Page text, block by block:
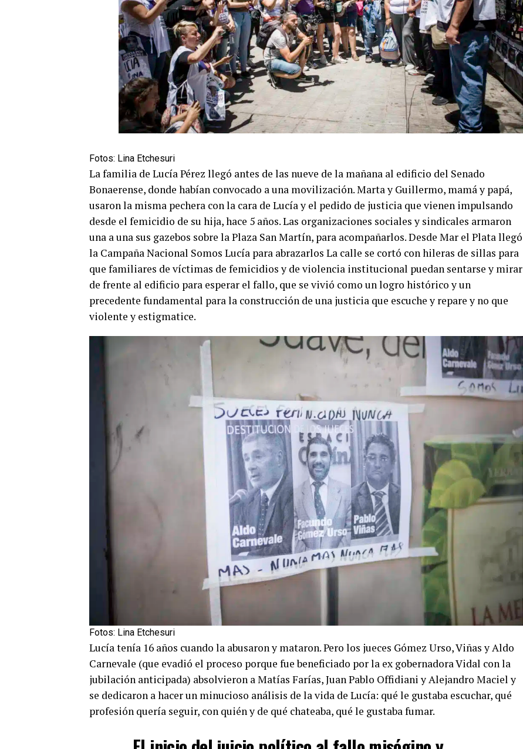
Fotos: Lina Etchesuri
La familia de Lucía Pérez llegó antes de las nueve de la mañana al edificio del Senado
Bonaerense, donde habían convocado a una movilización. Marta y Guillermo, mamá y papá,
usaron la misma pechera con la cara de Lucía y el pedido de justicia que vienen impulsando
desde el femicidio de su hija, hace 5 años. Las organizaciones sociales y sindicales armaron
una a una sus gazebos sobre la Plaza San Martín, para acompañarlos. Desde Mar el Plata llegó
la Campaña Nacional Somos Lucía para abrazarlos La calle se cortó con hileras de sillas para
que familiares de víctimas de femicidios y de violencia institucional puedan sentarse y mirar
de frente al edificio para esperar el fallo, que se vivió como un logro histórico y un
precedente fundamental para la construcción de una justicia que escuche y repare y no que
violente y estigmatice.
Fotos: Lina Etchesuri
Lucía tenía 16 años cuando la abusaron y mataron. Pero los jueces Gómez Urso, Viñas y Aldo
Carnevale (que evadió el proceso porque fue beneficiado por la ex gobernadora Vidal con la
jubilación anticipada) absolvieron a Matías Farías, Juan Pablo Offidiani y Alejandro Maciel y
se dedicaron a hacer un minucioso análisis de la vida de Lucía: qué le gustaba escuchar, qué
profesión quería seguir, con quién y de qué chateaba, qué le gustaba fumar.